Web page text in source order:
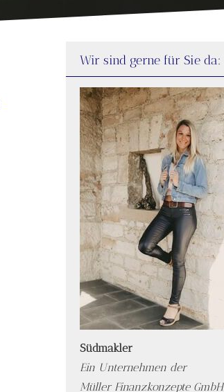
Wir sind gerne für Sie da:
Südmakler
Ein Unternehmen der
Müller Finanzkonzepte GmbH